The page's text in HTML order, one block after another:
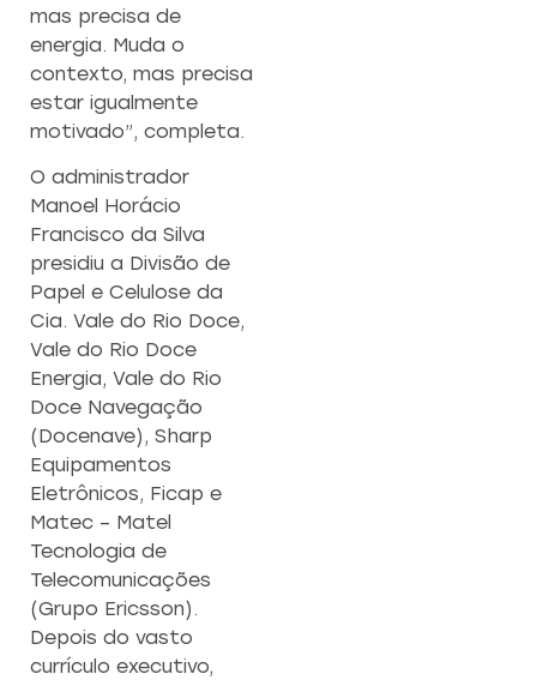
mas precisa de
energia. Muda o
contexto, mas precisa
estar igualmente
motivado”, completa.
O administrador
Manoel Horácio
Francisco da Silva
presidiu a Divisão de
Papel e Celulose da
Cia. Vale do Rio Doce,
Vale do Rio Doce
Energia, Vale do Rio
Doce Navegação
(Docenave), Sharp
Equipamentos
Eletrônicos, Ficap e
Matec – Matel
Tecnologia de
Telecomunicações
(Grupo Ericsson).
Depois do vasto
currículo executivo,